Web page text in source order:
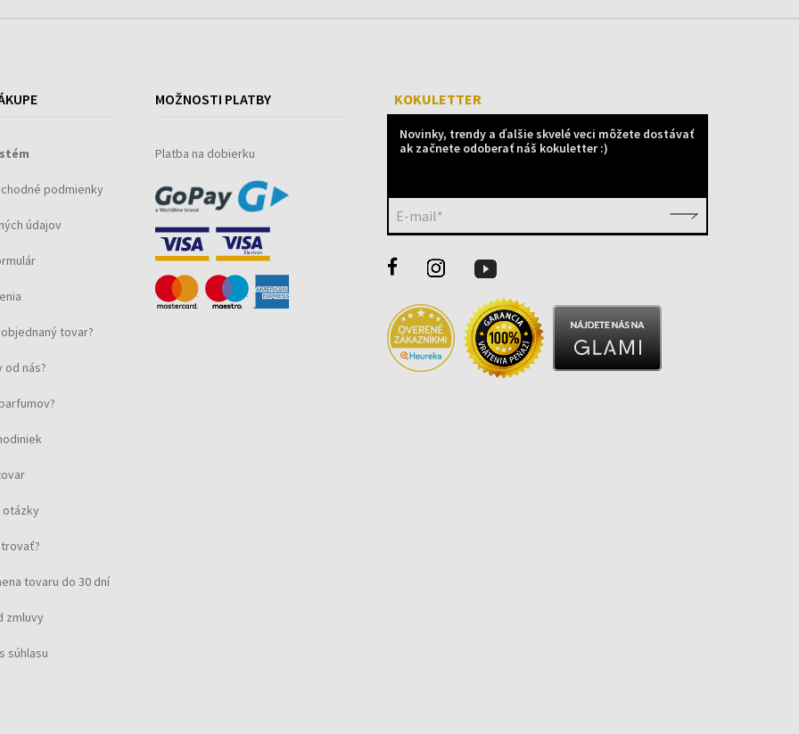
podmienky
údajov
tovar?
od nás?
otázky
tovaru do 30 dní
zmluvy
súhlasu
MOŽNOSTI PLATBY
Platba na dobierku
KOKULETTER
Novinky, trendy a ďalšie skvelé veci môžete dostávať
ak začnete odoberať náš kokuletter :)
E-mail*